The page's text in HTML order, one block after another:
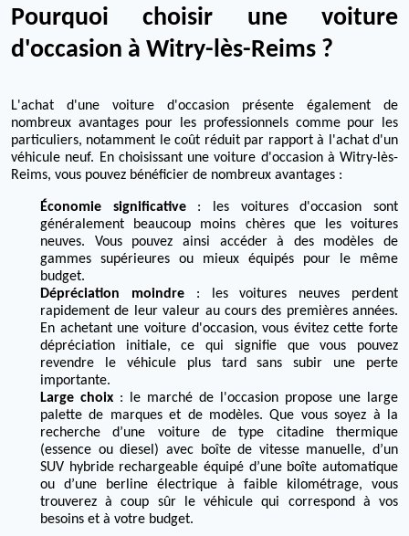
Pourquoi choisir une voiture
d'occasion à Witry-lès-Reims ?
L'achat d'une voiture d'occasion présente également de
nombreux avantages pour les professionnels comme pour les
particuliers, notamment le coût réduit par rapport à l'achat d'un
véhicule neuf. En choisissant une voiture d'occasion à Witry-lès-
Reims, vous pouvez bénéficier de nombreux avantages :
Économie significative: les voitures d'occasion sont
généralement beaucoup moins chères que les voitures
neuves. Vous pouvez ainsi accéder à des modèles de
gammes supérieures ou mieux équipés pour le même
budget.
Dépréciation moindre: les voitures neuves perdent
rapidement de leur valeur au cours des premières années.
En achetant une voiture d'occasion, vous évitez cette forte
dépréciation initiale, ce qui signifie que vous pouvez
revendre le véhicule plus tard sans subir une perte
importante.
Large choix : le marché de l'occasion propose une large
palette de marques et de modèles. Que vous soyez à la
recherche d’une voiture de type citadine thermique
(essence ou diesel) avec boîte de vitesse manuelle, d’un
SUV hybride rechargeable équipé d’une boîte automatique
ou d’une berline électrique à faible kilométrage, vous
trouverez à coup sûr le véhicule qui correspond à vos
besoins et à votre budget.